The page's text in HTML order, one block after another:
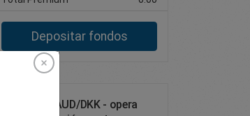
Depositar fondos
Opera con AUD/DKK - opera